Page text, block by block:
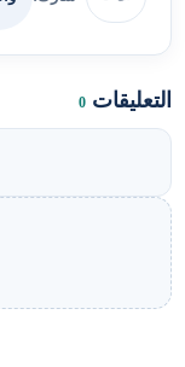
التعليقات 0